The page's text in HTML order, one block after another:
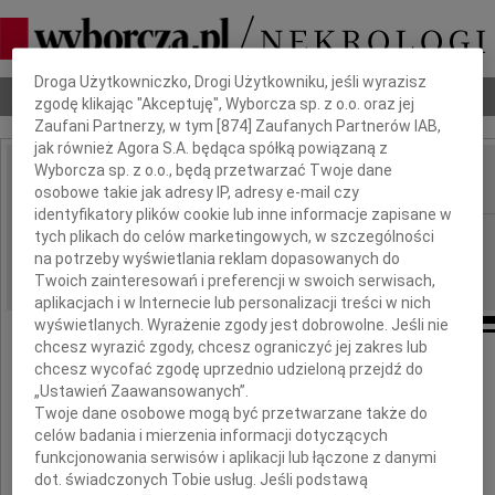
Nekrologi Odeszli Poradnik pogrzebowy
IMIĘ I NAZWISKO:
REGION: Bydgoszcz
DATA EMISJI: 25.02.2011
Jerzemu Woźniakowi
wyrazy głębokiego współczucia
z powodu śmierci
Dbamy o Twoją prywatność
Droga Użytkowniczko, Drogi Użytkowniku, jeśli wyrazisz
zgodę klikając "Akceptuję", Wyborcza sp. z o.o. oraz jej
Zaufani Partnerzy, w tym [874 ] Zaufanych Partnerów IAB,
jak również Agora S.A. będąca spółką powiązaną z
Wyborcza sp. z o.o., będą przetwarzać Twoje dane
osobowe takie jak adresy IP, adresy e-mail czy
identyfikatory plików cookie lub inne informacje zapisane w
tych plikach do celów marketingowych, w szczególności
na potrzeby wyświetlania reklam dopasowanych do
Twoich zainteresowań i preferencji w swoich serwisach,
aplikacjach i w Internecie lub personalizacji treści w nich
wyświetlanych. Wyrażenie zgody jest dobrowolne. Jeśli nie
chcesz wyrazić zgody, chcesz ograniczyć jej zakres lub
chcesz wycofać zgodę uprzednio udzieloną przejdź do
„Ustawień Zaawansowanych”.
Twoje dane osobowe mogą być przetwarzane także do
celów badania i mierzenia informacji dotyczących
funkcjonowania serwisów i aplikacji lub łączone z danymi
dot. świadczonych Tobie usług. Jeśli podstawą